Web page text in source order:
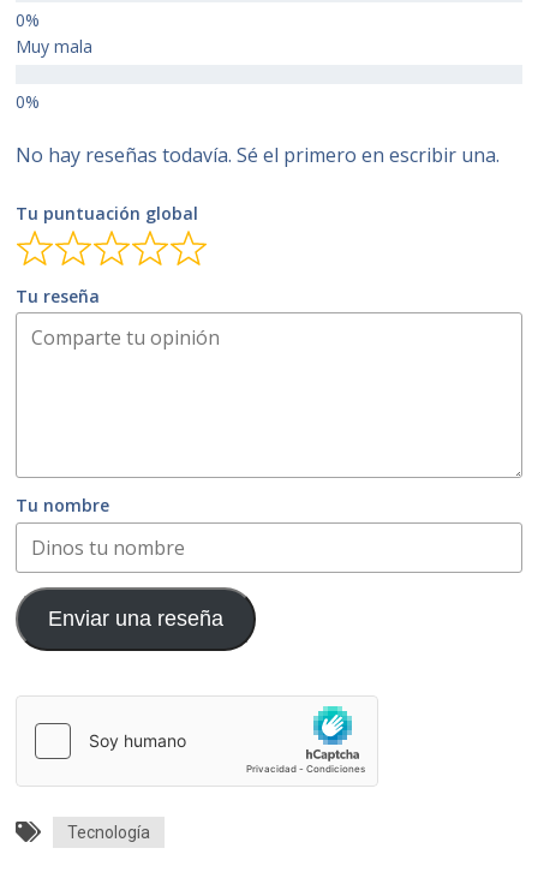
Muy mala
No hay reseñas todavía. Sé el primero en escribir una.
Tu puntuación global
Tu reseña
Tu nombre
Enviar una reseña
Tecnología